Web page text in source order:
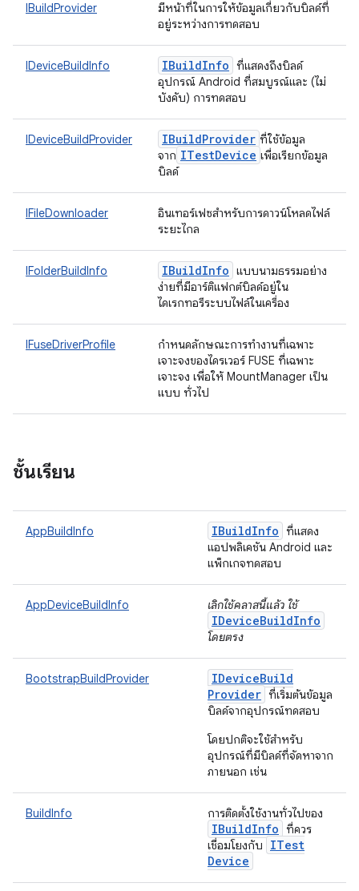
IBuildProvider
มีหน้าที่ในการให้ข้อมูลเกี่ยวกับบิลด์ที่
อยู่ระหว่างการทดสอบ
IDeviceBuildInfo IBuildInfo ที่แสดงถึงบิลด์
อุปกรณ์ Android ที่สมบูรณ์และ (ไม่
บังคับ) การทดสอบ
IDeviceBuildProvider IBuildProvider ที่ใช้ข้อมูล
จาก ITestDevice เพื่อเรียกข้อมูล
บิลด์
IFileDownloader
อินเทอร์เฟซสำหรับการดาวน์โหลดไฟล์
ระยะไกล
IFolderBuildInfo IBuildInfo แบบนามธรรมอย่าง
ง่ายที่มีอาร์ติแฟกต์บิลด์อยู่ใน
ไดเรกทอรีระบบไฟล์ในเครื่อง
IFuseDriverProfile
กำหนดลักษณะการทำงานที่เฉพาะ
เจาะจงของไดรเวอร์ FUSE ที่เฉพาะ
เจาะจง เพื่อให้ MountManager เป็น
แบบ ทั่วไป
ชั้นเรียน
AppBuildInfo IBuildInfo ที่แสดง
แอปพลิเคชัน Android และ
แพ็กเกจทดสอบ
AppDeviceBuildInfo เลิกใช้คลาสนี้แล้ว ใช้
IDeviceBuildInfo
โดยตรง
BootstrapBuildProvider IDeviceBuild
Provider ที่เริ่มต้นข้อมูล
บิลด์จากอุปกรณ์ทดสอบ
โดยปกติจะใช้สำหรับ
อุปกรณ์ที่มีบิลด์ที่จัดหาจาก
ภายนอก เช่น
BuildInfo การติดตั้งใช้งานทั่วไปของ
IBuildInfo ที่ควร
เชื่อมโยงกับ
ITest
Device